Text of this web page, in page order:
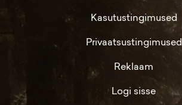
Kasutustingimused
Privaatsustingimused
Reklaam
Logi sisse